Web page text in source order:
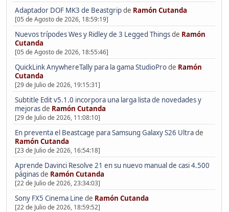
Adaptador DOF MK3 de Beastgripde Ramón Cutanda
[05 de Agosto de 2026, 18:59:19]
Nuevos trípodes Wes y Ridley de 3 Legged Thingsde Ramón
Cutanda
[05 de Agosto de 2026, 18:55:46]
QuickLink AnywhereTally para la gama StudioProde Ramón
Cutanda
[29 de Julio de 2026, 19:15:31]
Subtitle Edit v5.1.0 incorpora una larga lista de novedades y
mejorasde Ramón Cutanda
[29 de Julio de 2026, 11:08:10]
En preventa el Beastcage para Samsung Galaxy S26 Ultrade
Ramón Cutanda
[23 de Julio de 2026, 16:54:18]
Aprende Davinci Resolve 21 en su nuevo manual de casi 4.500
páginasde Ramón Cutanda
[22 de Julio de 2026, 23:34:03]
Sony FX5 Cinema Line de Ramón Cutanda
[22 de Julio de 2026, 18:59:52]